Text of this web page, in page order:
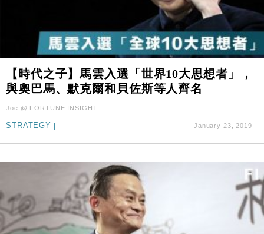
【時代之子】馬雲入選「世界10大思想者」，
與奧巴馬、默克爾和貝佐斯等人齊名
Joe @ FORTUNE INSIGHT
STRATEGY January 23, 2019